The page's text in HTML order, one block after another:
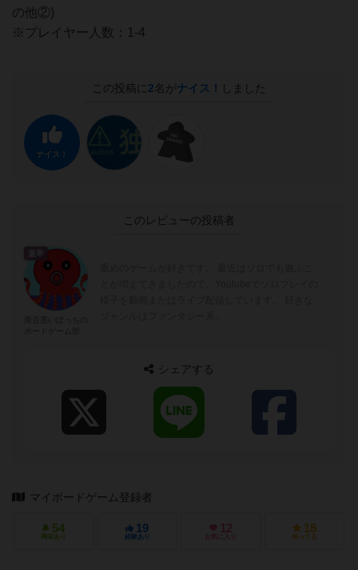
の他②)
※プレイヤー人数：1-4
この投稿に 2名がナイス！ しました
ナイス！
このレビューの投稿者
シェアする
マイボードゲーム登録者
54
興味あり
19
経験あり
12
お気に入り
18
持ってる